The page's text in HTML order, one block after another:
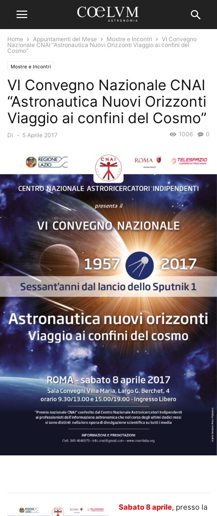
Home Appuntamenti del Mese Mostre e Incontri
VI Convegno
Nazionale CNAI “Astronautica Nuovi Orizzonti Viaggio ai confini del
Cosmo”
Mostre e Incontri
VI Convegno Nazionale CNAI
“Astronautica Nuovi Orizzonti
Viaggio ai confini del Cosmo”
Di - 5 Aprile 2017 0
1006
Sabato 8 aprile, presso la